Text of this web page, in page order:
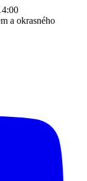
a okrasného